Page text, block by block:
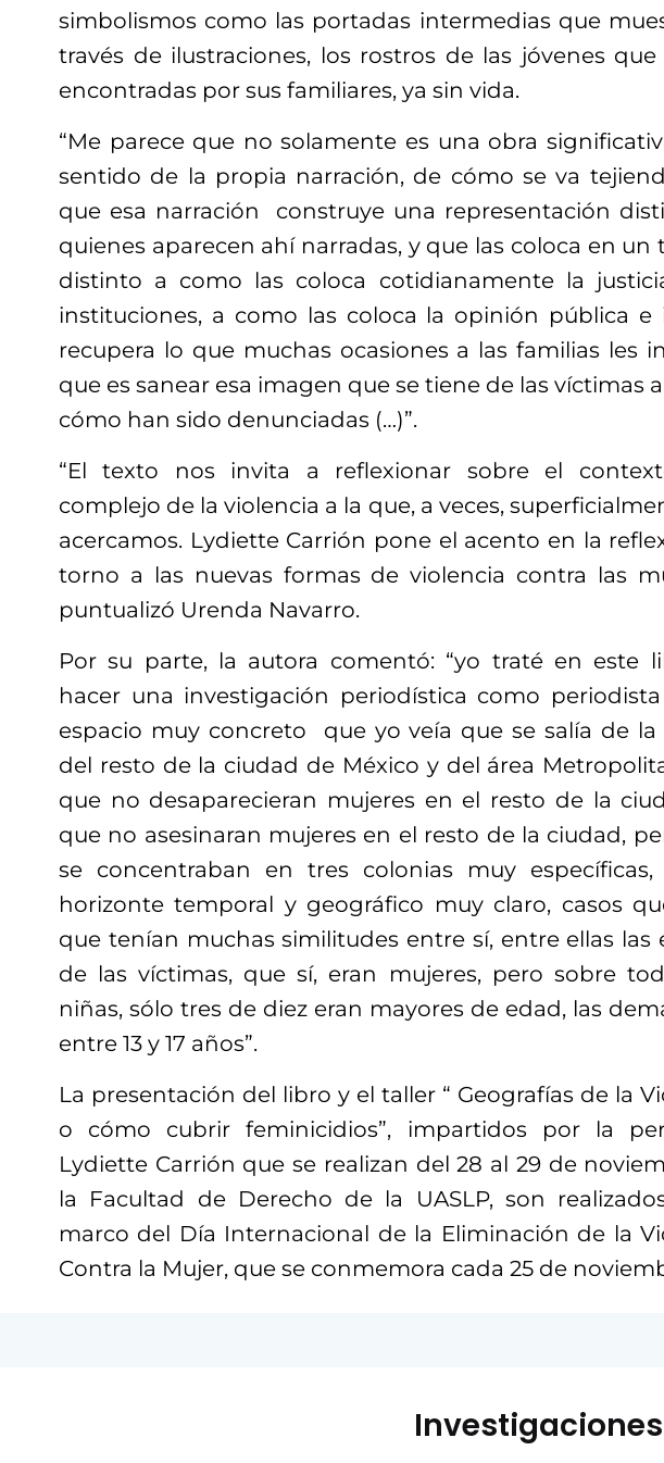
simbolismos como las portadas intermedias que
través de ilustraciones, los rostros de las jóvenes
encontradas por sus familiares, ya sin vida.
“Me parece que no solamente es una obra
sentido de la propia narración, de cómo se va
que esa narración construye una representación
quienes aparecen ahí narradas, y que las coloca en un
distinto a como las coloca cotidianamente la
instituciones, a como las coloca la opinión pública e
recupera lo que muchas ocasiones a las familias les
que es sanear esa imagen que se tiene de las víctimas
cómo han sido denunciadas (…)”.
“El texto nos invita a reflexionar sobre el
complejo de la violencia a la que, a veces,
acercamos. Lydiette Carrión pone el acento en la
torno a las nuevas formas de violencia contra las
puntualizó Urenda Navarro.
Por su parte, la autora comentó: “yo traté en este
hacer una investigación periodística como
espacio muy concreto que yo veía que se salía de la
del resto de la ciudad de México y del área
que no desaparecieran mujeres en el resto de la
que no asesinaran mujeres en el resto de la ciudad,
se concentraban en tres colonias muy
horizonte temporal y geográfico muy claro, casos
que tenían muchas similitudes entre sí, entre ellas las
de las víctimas, que sí, eran mujeres, pero sobre
niñas, sólo tres de diez eran mayores de edad, las
entre 13 y 17 años”.
La presentación del libro y el taller “ Geografías de la
o cómo cubrir feminicidios”, impartidos por la
Lydiette Carrión que se realizan del 28 al 29 de
la Facultad de Derecho de la UASLP, son
marco del Día Internacional de la Eliminación de la
Contra la Mujer, que se conmemora cada 25 de